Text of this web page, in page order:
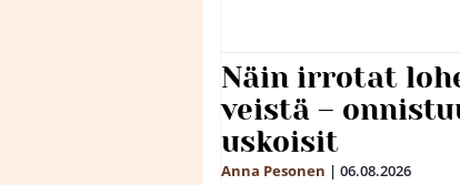
Näin irrotat
veistä –
uskoisit
Anna Pesonen | 06.08.2026